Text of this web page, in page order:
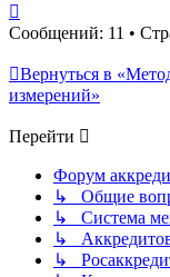
к
началу
Сообщений: 11 •
Вернуться в
измерений»
Перейти
Форум
↳ Общие
↳ Система
↳
↳